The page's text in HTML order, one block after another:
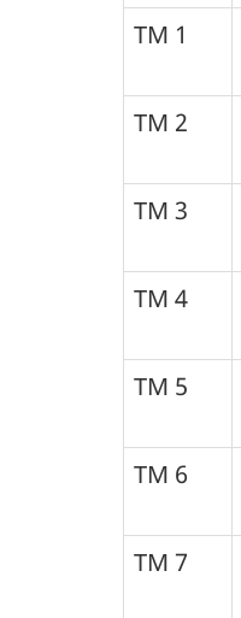
TM 1
TM 2
TM 3
TM 4
TM 5
TM 6
TM 7